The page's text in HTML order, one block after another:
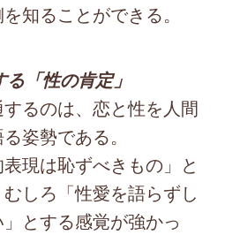
知ることができる。
「性の肯定」
るのは、恋と性を人間
姿勢である。
現は恥ずべきもの」と
しろ「性愛を語らずし
とする感覚が強かっ